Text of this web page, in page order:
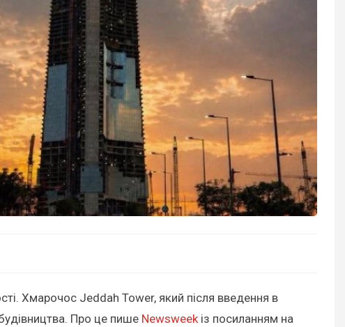
Хмарочос Jeddah Tower, який після введення в
Про це пише Newsweekіз посиланням на